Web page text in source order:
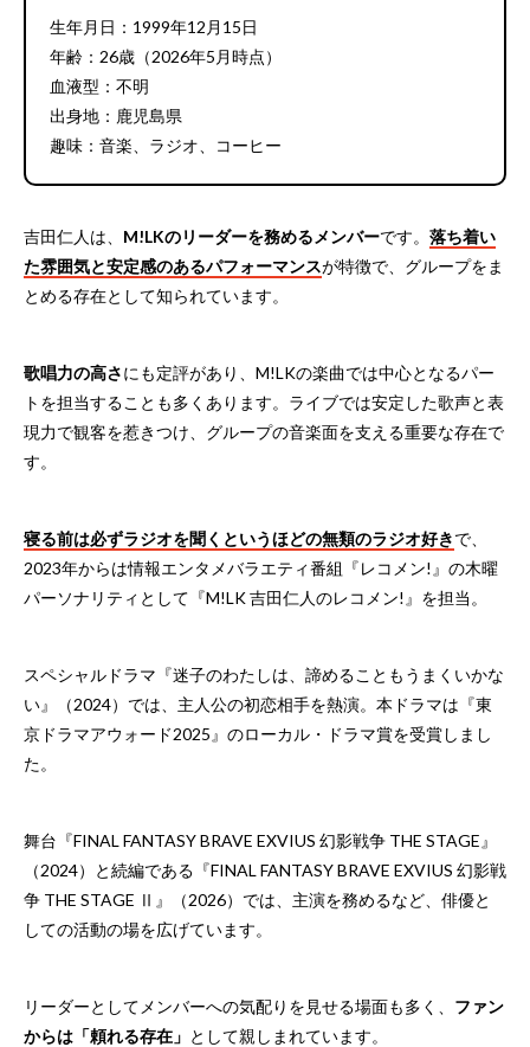
生年月日：1999年12月15日
年齢：26歳（2026年5月時点）
血液型：不明
出身地：鹿児島県
趣味：音楽、ラジオ、コーヒー
吉田仁人は、 M!LKのリーダーを務めるメンバーです。 落ち着い
た雰囲気と安定感のあるパフォーマンスが特徴で、グループをま
とめる存在として知られています。
歌唱力の高さにも定評があり、M!LKの楽曲では中心となるパー
トを担当することも多くあります。ライブでは安定した歌声と表
現力で観客を惹きつけ、グループの音楽面を支える重要な存在で
す。
寝る前は必ずラジオを聞くというほどの無類のラジオ好きで、
2023年からは情報エンタメバラエティ番組『レコメン!』の木曜
パーソナリティとして『M!LK 吉田仁人のレコメン!』を担当。
スペシャルドラマ『迷子のわたしは、諦めることもうまくいかな
い』（2024）では、主人公の初恋相手を熱演。本ドラマは『東
京ドラマアウォード2025』のローカル・ドラマ賞を受賞しまし
た。
舞台『FINAL FANTASY BRAVE EXVIUS 幻影戦争 THE STAGE』
（2024）と続編である『FINAL FANTASY BRAVE EXVIUS 幻影戦
争 THE STAGE Ⅱ』（2026）では、主演を務めるなど、俳優と
しての活動の場を広げています。
リーダーとしてメンバーへの気配りを見せる場面も多く、 ファン
からは「頼れる存在」 として親しまれています。